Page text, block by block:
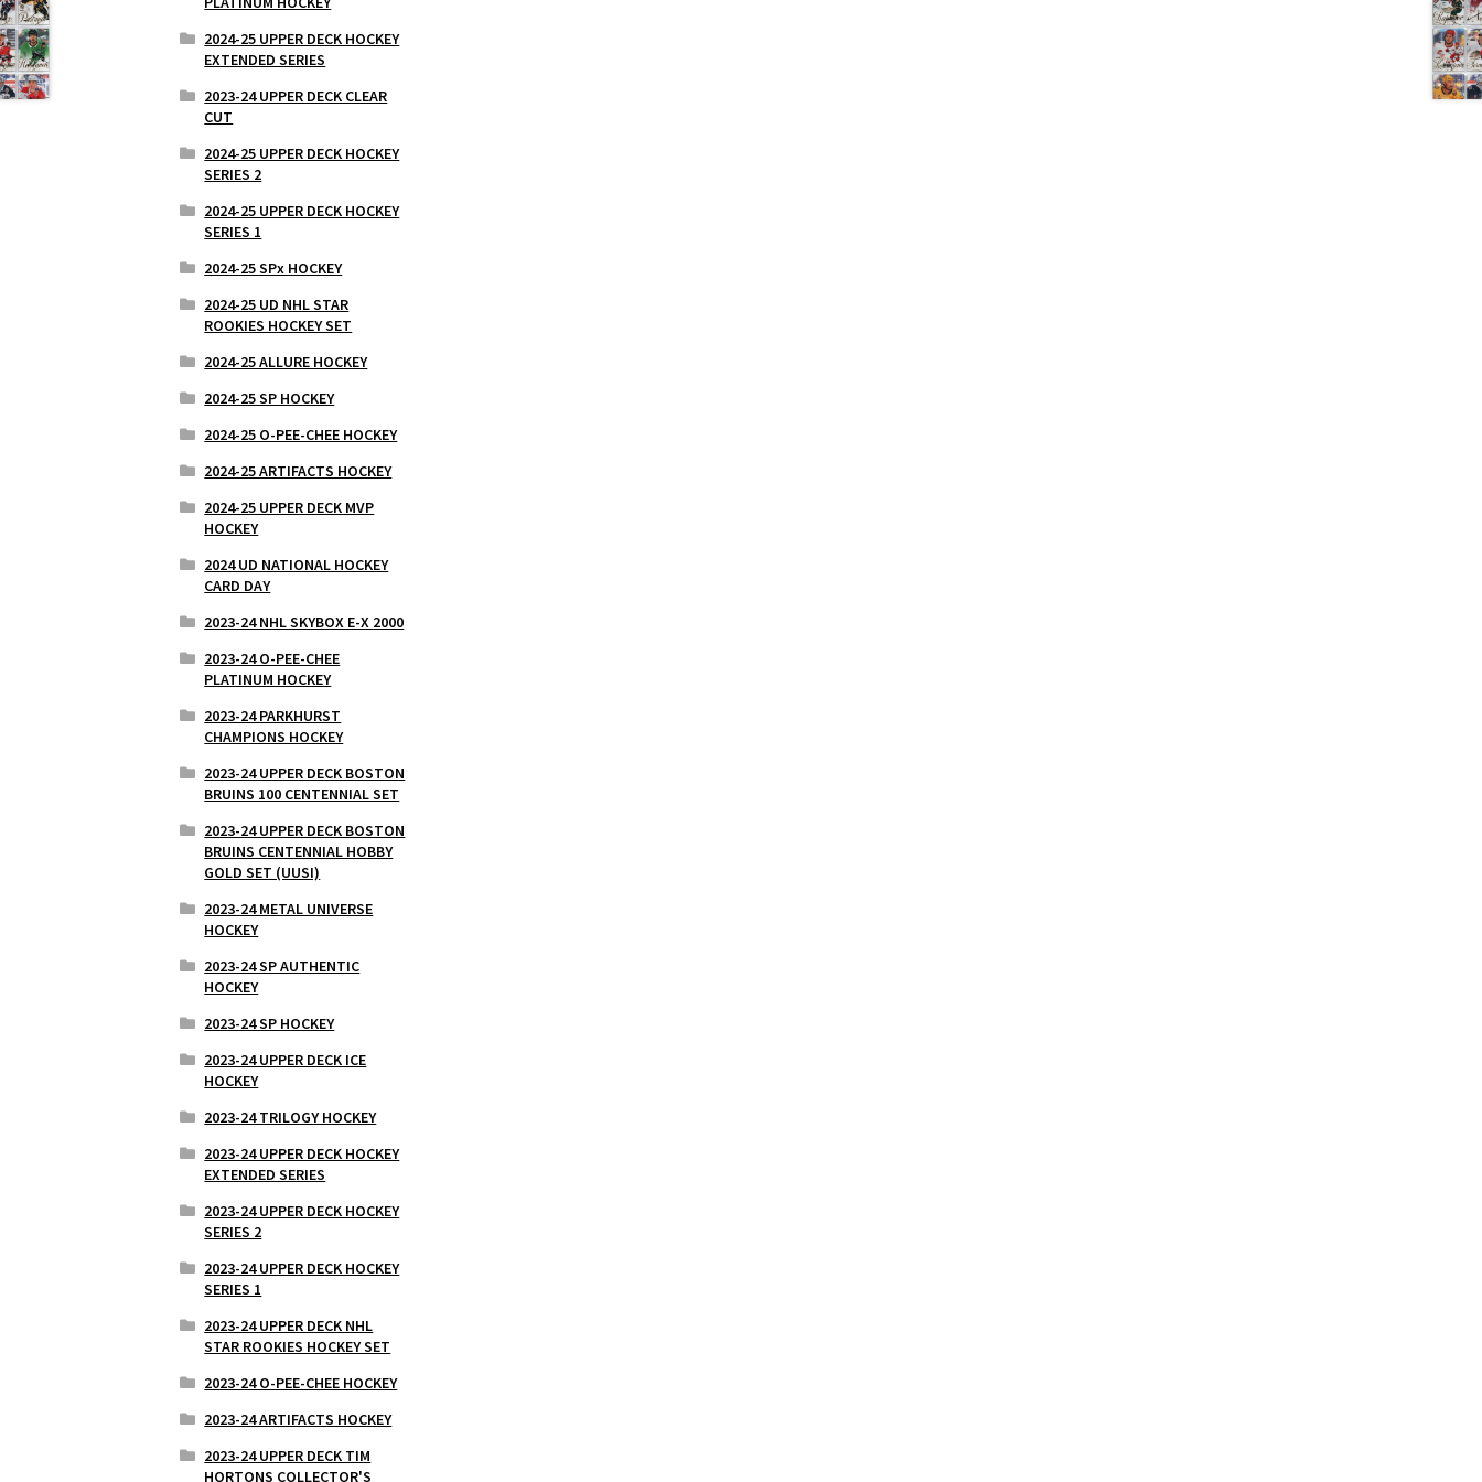
2024-25 UPPER DECK HOCKEY
EXTENDED SERIES
2023-24 UPPER DECK CLEAR
CUT
2024-25 UPPER DECK HOCKEY
SERIES 2
2024-25 UPPER DECK HOCKEY
SERIES 1
2024-25 SPx HOCKEY
2024-25 UD NHL STAR
ROOKIES HOCKEY SET
2024-25 ALLURE HOCKEY
2024-25 SP HOCKEY
2024-25 O-PEE-CHEE HOCKEY
2024-25 ARTIFACTS HOCKEY
2024-25 UPPER DECK MVP
HOCKEY
2024 UD NATIONAL HOCKEY
CARD DAY
2023-24 NHL SKYBOX E-X 2000
2023-24 O-PEE-CHEE
PLATINUM HOCKEY
2023-24 PARKHURST
CHAMPIONS HOCKEY
2023-24 UPPER DECK BOSTON
BRUINS 100 CENTENNIAL SET
2023-24 UPPER DECK BOSTON
BRUINS CENTENNIAL HOBBY
GOLD SET (UUSI)
2023-24 METAL UNIVERSE
HOCKEY
2023-24 SP AUTHENTIC
HOCKEY
2023-24 SP HOCKEY
2023-24 UPPER DECK ICE
HOCKEY
2023-24 TRILOGY HOCKEY
2023-24 UPPER DECK HOCKEY
EXTENDED SERIES
2023-24 UPPER DECK HOCKEY
SERIES 2
2023-24 UPPER DECK HOCKEY
SERIES 1
2023-24 UPPER DECK NHL
STAR ROOKIES HOCKEY SET
2023-24 O-PEE-CHEE HOCKEY
2023-24 ARTIFACTS HOCKEY
2023-24 UPPER DECK TIM
HORTONS COLLECTOR'S